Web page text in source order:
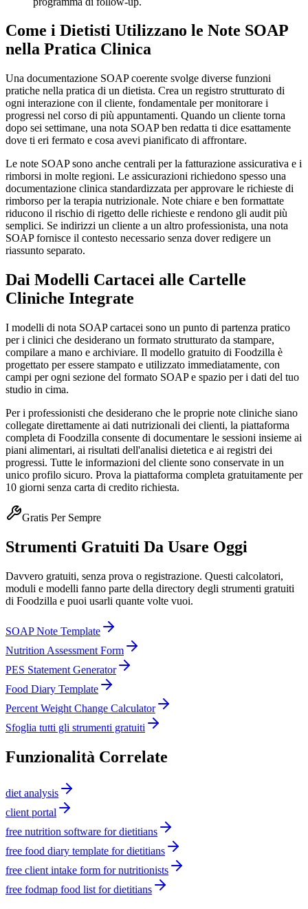
Come i Dietisti Utilizzano le Note SOAP
nella Pratica Clinica
Una documentazione SOAP coerente svolge diverse funzioni
pratiche nella pratica di un dietista. Crea un registro strutturato di
ogni interazione con il cliente, fondamentale per monitorare i
progressi nel corso di più appuntamenti. Quando un cliente torna
dopo sei settimane, una nota SOAP ben redatta ti dice esattamente
dove ti eri fermato e cosa avevi pianificato di affrontare.
Le note SOAP sono anche centrali per la fatturazione assicurativa e i
rimborsi in molte regioni. Le assicurazioni richiedono spesso una
documentazione clinica standardizzata per approvare le richieste di
rimborso per la terapia nutrizionale. Note chiare e ben formattate
riducono il rischio di rigetto delle richieste e rendono gli audit più
semplici. Se indirizzi un cliente a un altro professionista, una nota
SOAP fornisce il contesto necessario senza dover redigere un
riassunto separato.
Dai Modelli Cartacei alle Cartelle
Cliniche Integrate
I modelli di nota SOAP cartacei sono un punto di partenza pratico
per i clinici che desiderano un formato strutturato da stampare,
compilare a mano e archiviare. Il modello gratuito di Foodzilla è
progettato per essere stampato e utilizzato immediatamente, con
campi per ogni sezione del formato SOAP e spazio per i dati del tuo
studio in cima.
Per i professionisti che desiderano che le proprie note cliniche siano
collegate direttamente ai dati nutrizionali dei clienti, la piattaforma
completa di Foodzilla consente di documentare le sessioni insieme ai
piani alimentari, ai risultati dell'analisi dietetica e ai registri dei
progressi. Tutte le informazioni del cliente sono conservate in un
unico profilo sicuro. Prova la piattaforma completa gratuitamente per
10 giorni senza carta di credito richiesta.
Gratis Per Sempre
Strumenti Gratuiti Da Usare Oggi
Davvero gratuiti, senza prova o registrazione. Questi calcolatori,
moduli e modelli fanno parte della directory degli strumenti gratuiti
di Foodzilla e puoi usarli quante volte vuoi.
SOAP Note Template
Nutrition Assessment Form
PES Statement Generator
Food Diary Template
Percent Weight Change Calculator
Sfoglia tutti gli strumenti gratuiti
Funzionalità Correlate
diet analysis
client portal
free nutrition software for dietitians
free food diary template for dietitians
free client intake form for nutritionists
free fodmap food list for dietitians